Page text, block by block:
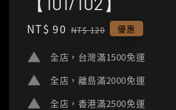
Sale
NT$ 90 Regular
NT$ 120 優惠
全店，台灣滿1500免運
全店，離島滿2000免運
全店，香港滿2500免運